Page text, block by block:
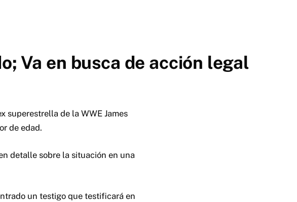
Va en busca de acción legal
superestrella de la WWE James
de edad.
detalle sobre la situación en una
un testigo que testificará en